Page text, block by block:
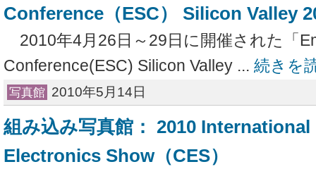
Conference（ESC） Silicon Valley
2010年4月26日～29日に開催された「
Conference(ESC) Silicon Valley ... 続きを
写真館 2010年5月14日
組み込み写真館： 2010
Electronics Show（CES）